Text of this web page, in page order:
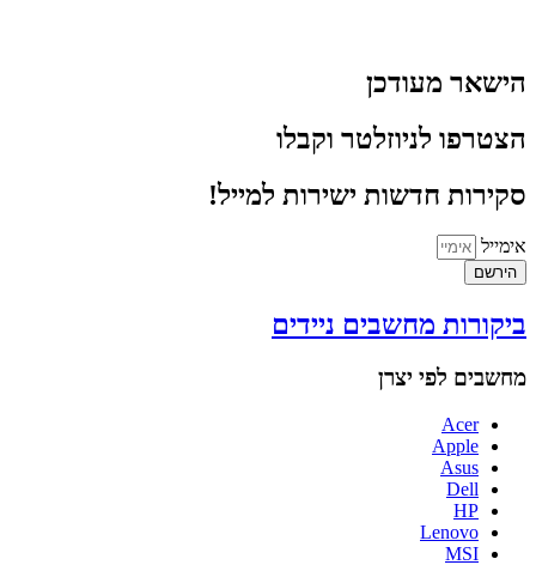
הישאר מעודכן
הצטרפו לניוזלטר וקבלו
סקירות חדשות ישירות למייל!
אימייל
הירשם
ביקורות מחשבים ניידים
מחשבים לפי יצרן
Acer
Apple
Asus
Dell
HP
Lenovo
MSI